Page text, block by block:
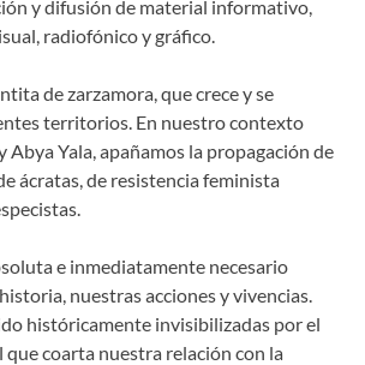
y difusión de material informativo,
radiofónico y gráfico.
de zarzamora, que crece y se
territorios. En nuestro contexto
Abya Yala, apañamos la propagación de
ácratas, de resistencia feminista
e inmediatamente necesario
nuestras acciones y vivencias.
históricamente invisibilizadas por el
coarta nuestra relación con la